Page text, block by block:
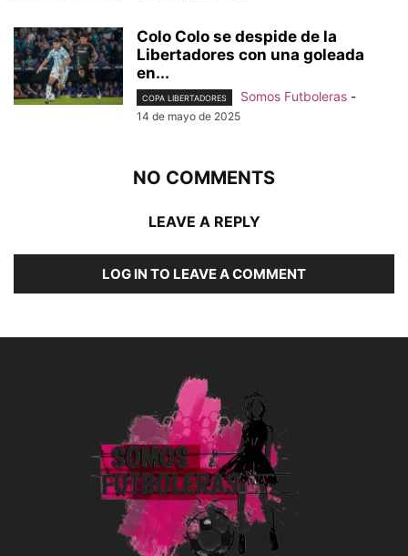
Colo Colo se despide de la
Libertadores con una goleada
en...
COPA LIBERTADORES Somos Futboleras -
14 de mayo de 2025
NO COMMENTS
LEAVE A REPLY
LOG IN TO LEAVE A COMMENT